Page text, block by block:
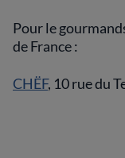
Pour le
de France :
CHËF, 10 rue du